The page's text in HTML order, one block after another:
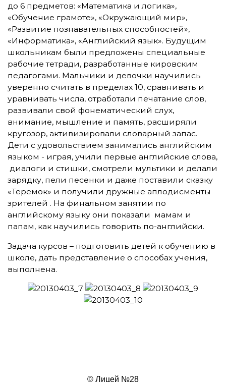
до 6 предметов: «Математика и логика»,
«Обучение грамоте», «Окружающий мир»,
«Развитие познавательных способностей»,
«Информатика», «Английский язык». Будущим
школьникам были предложены специальные
рабочие тетради, разработанные кировским
педагогами. Мальчики и девочки научились
уверенно считать в пределах 10, сравнивать и
уравнивать числа, отработали печатание слов,
развивали свой фонематический слух,
внимание, мышление и память, расширяли
кругозор, активизировали словарный запас.
Дети с удовольствием занимались английским
языком - играя, учили первые английские слова,
диалоги и стишки, смотрели мультики и делали
зарядку, пели песенки и даже поставили сказку
«Теремок» и получили дружные аплодисменты
зрителей . На финальном занятии по
английскому языку они показали мамам и
папам, как научились говорить по-английски.
Задача курсов – подготовить детей к обучению в
школе, дать представление о способах учения,
выполнена.
© Лицей №28